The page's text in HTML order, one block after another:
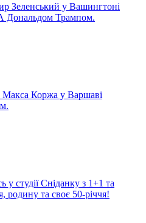
Зеленський у Вашингтоні
Дональдом Трампом.
Макса Коржа у Варшаві
у студії Сніданку з 1+1 та
родину та своє 50-річчя!